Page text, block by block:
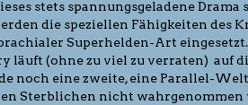
stets spannungsgeladene Drama
die speziellen Fähigkeiten des
Superhelden-Art
läuft (ohne zu viel zu verraten) auf
noch eine zweite, eine Parallel-
Sterblichen nicht wahrgenommen